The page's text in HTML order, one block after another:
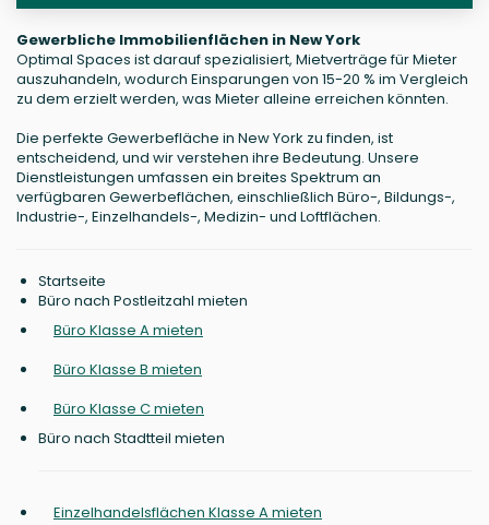
Gewerbliche Immobilienflächen in New York
Optimal Spaces ist darauf spezialisiert, Mietverträge für Mieter
auszuhandeln, wodurch Einsparungen von 15-20 % im Vergleich
zu dem erzielt werden, was Mieter alleine erreichen könnten.
Die perfekte Gewerbefläche in New York zu finden, ist
entscheidend, und wir verstehen ihre Bedeutung. Unsere
Dienstleistungen umfassen ein breites Spektrum an
verfügbaren Gewerbeflächen, einschließlich Büro-, Bildungs-,
Industrie-, Einzelhandels-, Medizin- und Loftflächen.
Startseite
Büro nach Postleitzahl mieten
Büro Klasse A mieten
Büro Klasse B mieten
Büro Klasse C mieten
Büro nach Stadtteil mieten
Einzelhandelsflächen Klasse A mieten